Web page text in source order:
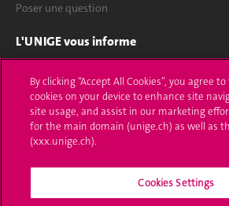
Poser une question
L'UNIGE vous informe
UNIGE Mobile
Médias
Offres d'emploi
Bibliothèque
By clicking “Accept All Cookies”, you agree
cookies on your device to enhance site
site usage, and assist in our marketing
for the main domain (unige.ch) as well as
(xxx.unige.ch).
Cookies Settings